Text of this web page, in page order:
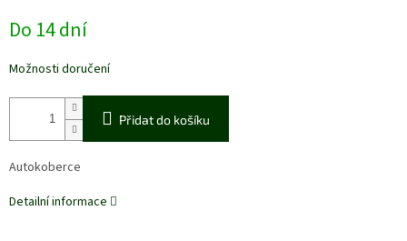
cena:
Do 14 dní
Možnosti doručení
Přidat do košíku
Autokoberce
Detailní informace